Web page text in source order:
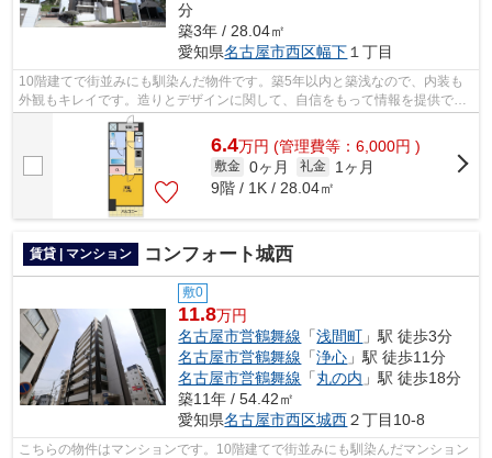
分
築3年 / 28.04㎡
愛知県名古屋市西区幅下 １丁目
10階建てで街並みにも馴染んだ物件です。築5年以内と築浅なので、内装も
外観もキレイです。造りとデザインに関して、自信をもって情報を提供でき
るマンションです。付近にある2つの駅...
6.4万円 (管理費等：6,000円 )
敷金 0ヶ月 礼金
1ヶ月
9階 / 1K / 28.04㎡
賃貸 | マンション コンフォート城西
敷0
11.8万円
名古屋市営鶴舞線 「浅間町 」駅 徒歩3分
名古屋市営鶴舞線 「浄心 」駅 徒歩11分
名古屋市営鶴舞線 「丸の内 」駅 徒歩18分
築11年 / 54.42㎡
愛知県名古屋市西区城西２丁目10-8
こちらの物件はマンションです。10階建てで街並みにも馴染んだマンション